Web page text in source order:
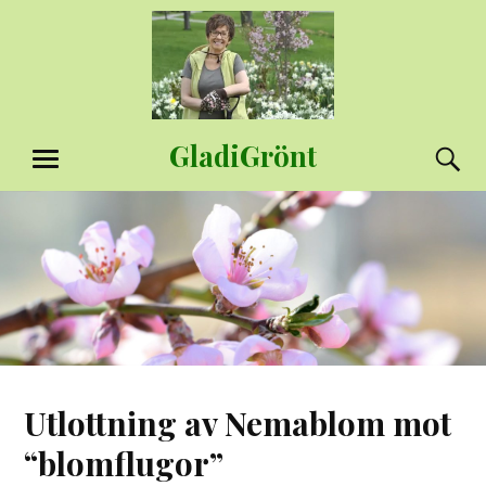
GladiGrönt
MENY
Utlottning av Nemablom mot
“blomflugor”